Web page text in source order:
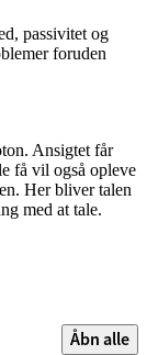
passivitet og
foruden
Ansigtet får
få vil også opleve
Her bliver talen
med at tale.
Åbn alle